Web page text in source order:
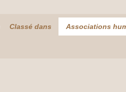
Classé dans Associations